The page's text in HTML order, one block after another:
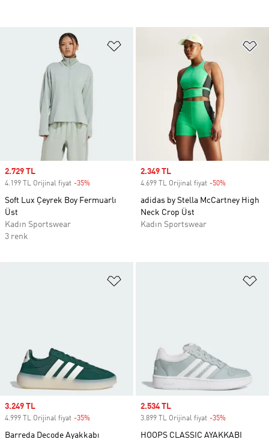
Favori Listesine Ekle
Sale price
2.729 TL
4.199 TL Orijinal fiyat -35%
Soft Lux Çeyrek Boy Fermuarlı
Üst
Kadın Sportswear
3 renk
Sale price
2.349 TL
4.699 TL Orijinal fiyat -50%
adidas by Stella McCartney High
Neck Crop Üst
Kadın Sportswear
Sale price
3.249 TL
4.999 TL Orijinal fiyat -35%
Barreda Decode Ayakkabı
Sale price
2.534 TL
3.899 TL Orijinal fiyat -35%
HOOPS CLASSIC AYAKKABI